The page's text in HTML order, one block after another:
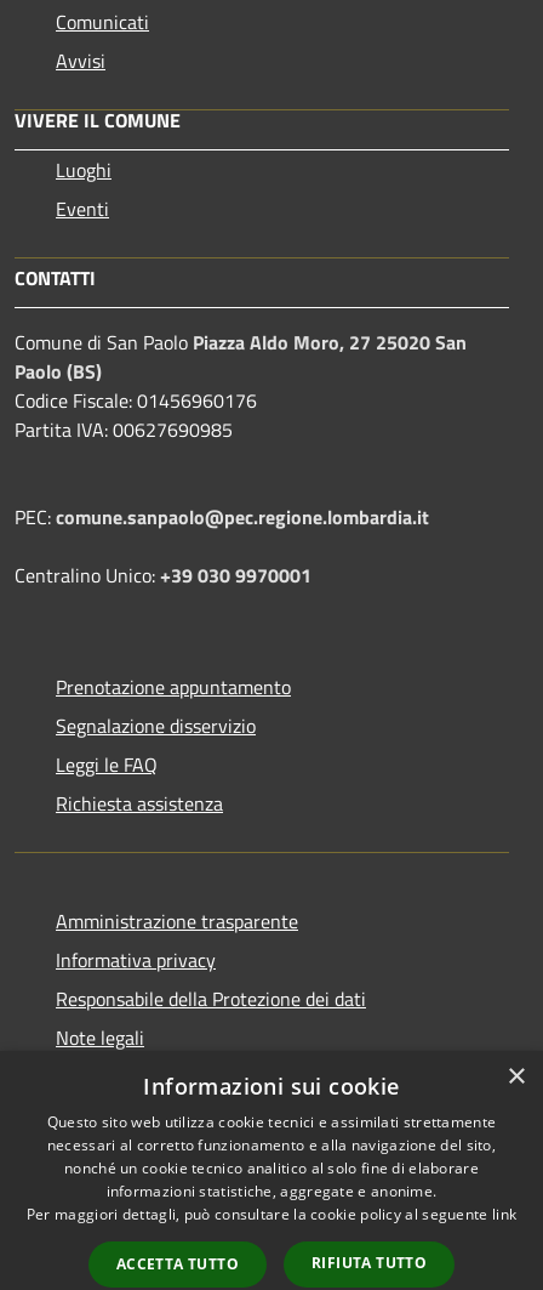
Comunicati
Avvisi
VIVERE IL COMUNE
Luoghi
Eventi
CONTATTI
Comune di San Paolo Piazza Aldo Moro, 27 25020 San
Paolo (BS)
Codice Fiscale: 01456960176
Partita IVA: 00627690985
PEC:comune.sanpaolo@pec.regione.lombardia.it
Centralino Unico:+39 030 9970001
Prenotazione appuntamento
Segnalazione disservizio
Leggi le FAQ
Richiesta assistenza
Amministrazione trasparente
Informativa privacy
Responsabile della Protezione dei dati
Note legali
Dichiarazione di accessibilità
Accessibilità
Copyright © 2026 • Comune di
San Paolo • Powered by
Municipium•
Accesso
×
Informazioni sui cookie
Questo sito web utilizza cookie tecnici e assimilati strettamente
necessari al corretto funzionamento e alla navigazione del sito,
nonché un cookie tecnico analitico al solo fine di elaborare
informazioni statistiche, aggregate e anonime.
Per maggiori dettagli, può consultare la cookie policy al seguente link
ACCETTA TUTTO RIFIUTA TUTTO